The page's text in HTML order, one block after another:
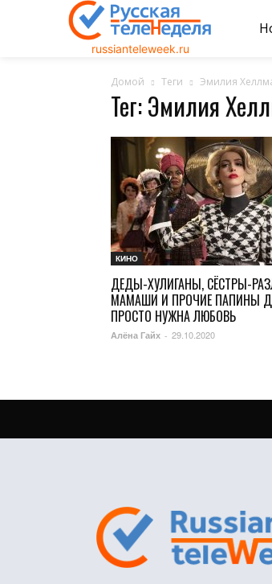
russianteleweek.ru
Домой Теги Эмилия
Тег: Эмилия
КИНО
ДЕДЫ-ХУЛИГАНЫ, СЁСТРЫ-
МАМАШИ И ПРОЧИЕ ПАПИНЫ
ПРОСТО НУЖНА ЛЮБОВЬ
Алёна Гайх - 29.10.2020